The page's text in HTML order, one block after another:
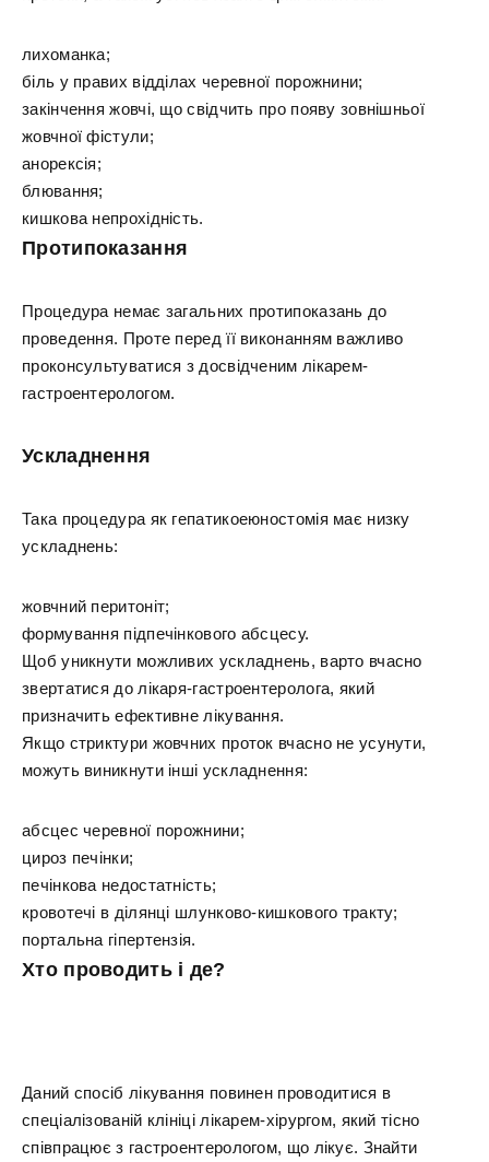
лихоманка;
біль у правих відділах черевної порожнини;
закінчення жовчі, що свідчить про появу зовнішньої
жовчної фістули;
анорексія;
блювання;
кишкова непрохідність.
Протипоказання
Процедура немає загальних протипоказань до
проведення. Проте перед її виконанням важливо
проконсультуватися з досвідченим лікарем-
гастроентерологом.
Ускладнення
Така процедура як гепатикоеюностомія має низку
ускладнень:
жовчний перитоніт;
формування підпечінкового абсцесу.
Щоб уникнути можливих ускладнень, варто вчасно
звертатися до лікаря-гастроентеролога, який
призначить ефективне лікування.
Якщо стриктури жовчних проток вчасно не усунути,
можуть виникнути інші ускладнення:
абсцес черевної порожнини;
цироз печінки;
печінкова недостатність;
кровотечі в ділянці шлунково-кишкового тракту;
портальна гіпертензія.
Хто проводить і де?
Даний спосіб лікування повинен проводитися в
спеціалізованій клініці лікарем-хірургом, який тісно
співпрацює з гастроентерологом, що лікує. Знайти